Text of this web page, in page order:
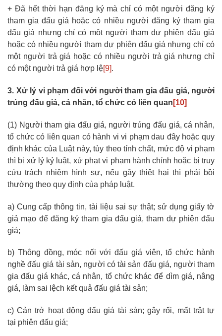
+ Đã hết thời hạn đăng ký mà chỉ có một người đăng ký
tham gia đấu giá hoặc có nhiều người đăng ký tham gia
đấu giá nhưng chỉ có một người tham dự phiên đấu giá
hoặc có nhiều người tham dự phiên đấu giá nhưng chỉ có
một người trả giá hoặc có nhiều người trả giá nhưng chỉ
có một người trả giá hợp lệ[9].
3. Xử lý vi phạm đối với người tham gia đấu giá, người
trúng đấu giá, cá nhân, tổ chức có liên quan [10]
(1) Người tham gia đấu giá, người trúng đấu giá, cá nhân,
tổ chức có liên quan có hành vi vi phạm dau đây hoặc quy
định khác của Luật này, tùy theo tính chất, mức độ vi phạm
thì bị xử lý kỷ luật, xử phạt vi phạm hành chính hoặc bị truy
cứu trách nhiệm hình sự, nếu gây thiệt hại thì phải bồi
thường theo quy định của pháp luật.
a) Cung cấp thông tin, tài liệu sai sự thật; sử dụng giấy tờ
giả mạo để đăng ký tham gia đấu giá, tham dự phiên đấu
giá;
b) Thông đồng, móc nối với đấu giá viên, tổ chức hành
nghề đấu giá tài sản, người có tài sản đấu giá, người tham
gia đấu giá khác, cá nhân, tổ chức khác để dìm giá, nâng
giá, làm sai lệch kết quả đấu giá tài sản;
c) Cản trở hoạt động đấu giá tài sản; gây rối, mất trật tự
tại phiên đấu giá;